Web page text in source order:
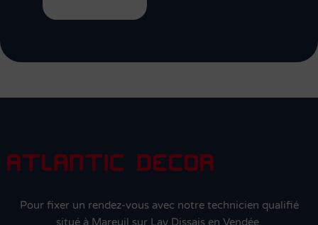
Pour fixer un rendez-vous avec notre technicien qualifié